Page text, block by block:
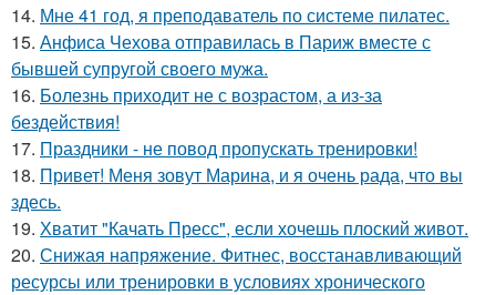
14. Мне 41 год, я преподаватель по системе пилатес.
15. Анфиса Чехова отправилась в Париж вместе с
бывшей супругой своего мужа.
16. Болезнь приходит не с возрастом, а из-за
бездействия!
17. Праздники - не повод пропускать тренировки!
18. Привет! Меня зовут Марина, и я очень рада, что вы
здесь.
19. Хватит "Качать Пресс", если хочешь плоский живот.
20. Снижая напряжение. Фитнес, восстанавливающий
ресурсы или тренировки в условиях хронического